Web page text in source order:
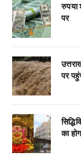
रुपया
पर
पर
का